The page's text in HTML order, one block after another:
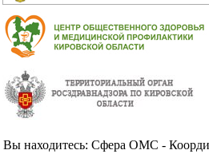
Вы находитесь: Сфера ОМС -